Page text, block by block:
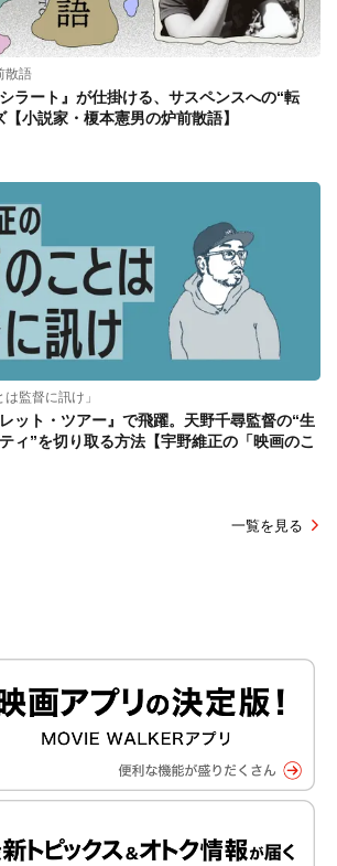
散語
ラート』が仕掛ける、サスペンスへの“転
小説家・榎本憲男の炉前散語】
監督に訊け」
ット・ツアー』で飛躍。天野千尋監督の“生
ィ”を切り取る方法【宇野維正の「映画のこ
一覧を見る